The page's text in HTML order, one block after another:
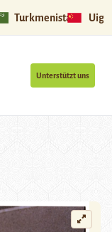
Turkmenistan
Unterstützt uns